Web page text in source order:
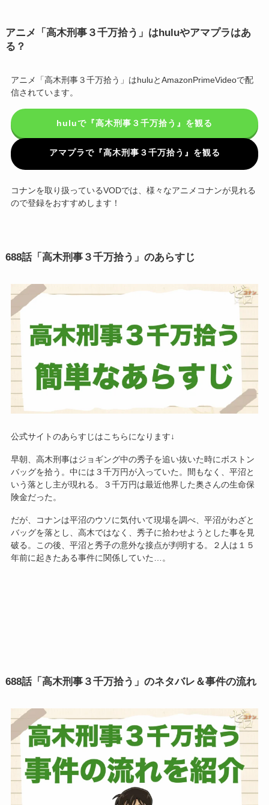
アニメ「高木刑事３千万拾う」はhuluやアマプラはあ
る？
アニメ「高木刑事３千万拾う」はhuluとAmazonPrimeVideoで配
信されています。
huluで『高木刑事３千万拾う』を観る
アマプラで『高木刑事３千万拾う』を観る
コナンを取り扱っているVODでは、様々なアニメコナンが見れる
ので登録をおすすめします！
688話「高木刑事３千万拾う」のあらすじ
公式サイトのあらすじはこちらになります↓
早朝、高木刑事はジョギング中の秀子を追い抜いた時にボストン
バッグを拾う。中には３千万円が入っていた。間もなく、平沼と
いう落とし主が現れる。３千万円は最近他界した奥さんの生命保
険金だった。
だが、コナンは平沼のウソに気付いて現場を調べ、平沼がわざと
バッグを落とし、高木ではなく、秀子に拾わせようとした事を見
破る。この後、平沼と秀子の意外な接点が判明する。２人は１５
年前に起きたある事件に関係していた…。
688話「高木刑事３千万拾う」 のネタバレ＆事件の流れ